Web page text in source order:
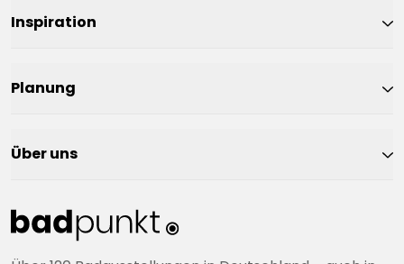
Inspiration
Planung
Über uns